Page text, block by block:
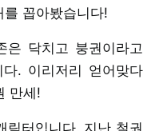
꼽아봤습니다!
은 닥치고 붕권이라고
. 이리저리 얻어맞다
만세!
릭터입니다. 지난 철권